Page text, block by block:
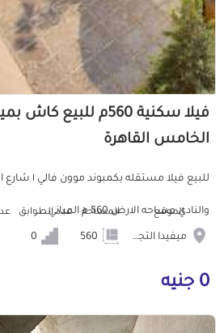
فيلا سكنية 560م للبيع
الخامس القاهرة
للبيع فيلا
والنادي مساحه الارض 560 م المباني ...
الموقع
ميفيدا التجمع الخامس
المساحة عدد الطوابق
0 جنيه